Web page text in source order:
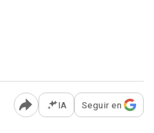
Abrir opciones para
IA Seguir en